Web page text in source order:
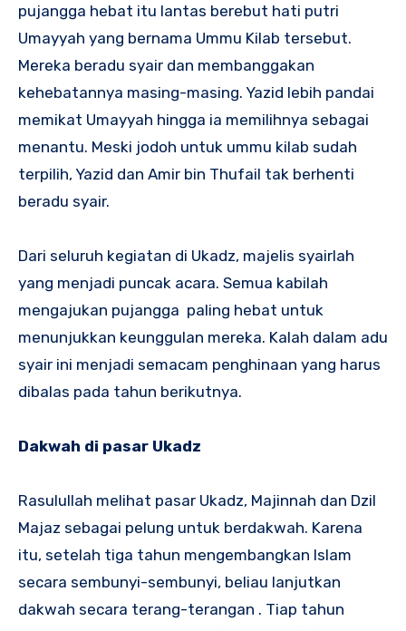
pujangga hebat itu lantas berebut hati putri
Umayyah yang bernama Ummu Kilab tersebut.
Mereka beradu syair dan membanggakan
kehebatannya masing-masing. Yazid lebih pandai
memikat Umayyah hingga ia memilihnya sebagai
menantu. Meski jodoh untuk ummu kilab sudah
terpilih, Yazid dan Amir bin Thufail tak berhenti
beradu syair.
Dari seluruh kegiatan di Ukadz, majelis syairlah
yang menjadi puncak acara. Semua kabilah
mengajukan pujangga paling hebat untuk
menunjukkan keunggulan mereka. Kalah dalam adu
syair ini menjadi semacam penghinaan yang harus
dibalas pada tahun berikutnya.
Dakwah di pasar Ukadz
Rasulullah melihat pasar Ukadz, Majinnah dan Dzil
Majaz sebagai pelung untuk berdakwah. Karena
itu, setelah tiga tahun mengembangkan Islam
secara sembunyi-sembunyi, beliau lanjutkan
dakwah secara terang-terangan . Tiap tahun